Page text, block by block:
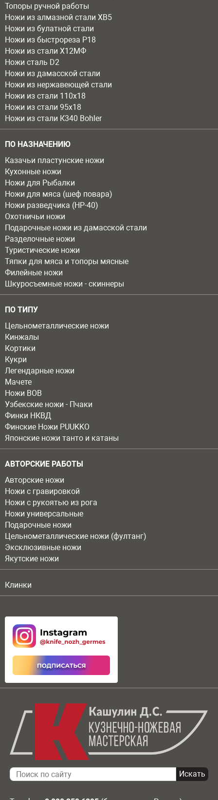
Топоры ручной работы
Ножи из алмазной стали ХВ5
Ножи из булатной стали
Ножи из быстрореза Р18
Ножи из стали Х12МФ
Ножи сталь D2
Ножи из дамасской стали
Ножи из нержавеющей стали
Ножи из стали 110х18
Ножи из стали 95х18
Ножи из стали К340 Bohler
ПО НАЗНАЧЕНИЮ
Казачьи пластунские ножи
Кухонные ножи
Ножи для Рыбалки
Ножи для мяса (шеф повара)
Ножи разведчика (НР-40)
Охотничьи ножи
Подарочные ножи из дамасской стали
Разделочные ножи
Туристические ножи
Тяпки для мяса и топоры мясные
Филейные ножи
Шкуросъемные ножи - скиннеры
ПО ТИПУ
Цельнометаллические ножи
Кинжалы
Кортики
Кукри
Легендарные ножи
Мачете
Ножи ВОВ
Узбекские ножи - Пчаки
Финки НКВД
Финские Ножи PUUKKO
Японские ножи танто и катаны
АВТОРСКИЕ РАБОТЫ
Авторские ножи
Ножи с гравировкой
Ножи с рукоятью из рога
Ножи универсальные
Подарочные ножи
Цельнометаллические ножи (фултанг)
Эксклюзивные ножи
Якутские ножи
Клинки